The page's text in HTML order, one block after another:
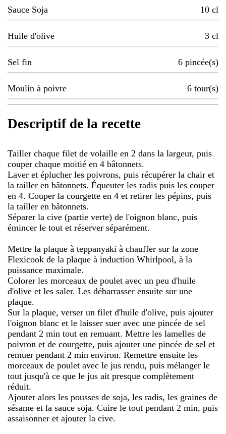
Sauce Soja 10 cl
Huile d'olive 3 cl
Sel fin 6 pincée(s)
Moulin à poivre 6 tour(s)
Descriptif de la recette
Tailler chaque filet de volaille en 2 dans la largeur, puis
couper chaque moitié en 4 bâtonnets.
Laver et éplucher les poivrons, puis récupérer la chair et
la tailler en bâtonnets. Équeuter les radis puis les couper
en 4. Couper la courgette en 4 et retirer les pépins, puis
la tailler en bâtonnets.
Séparer la cive (partie verte) de l'oignon blanc, puis
émincer le tout et réserver séparément.
Mettre la plaque à teppanyaki à chauffer sur la zone
Flexicook de la plaque à induction Whirlpool, à la
puissance maximale.
Colorer les morceaux de poulet avec un peu d'huile
d'olive et les saler. Les débarrasser ensuite sur une
plaque.
Sur la plaque, verser un filet d'huile d'olive, puis ajouter
l'oignon blanc et le laisser suer avec une pincée de sel
pendant 2 min tout en remuant. Mettre les lamelles de
poivron et de courgette, puis ajouter une pincée de sel et
remuer pendant 2 min environ. Remettre ensuite les
morceaux de poulet avec le jus rendu, puis mélanger le
tout jusqu'à ce que le jus ait presque complètement
réduit.
Ajouter alors les pousses de soja, les radis, les graines de
sésame et la sauce soja. Cuire le tout pendant 2 min, puis
assaisonner et ajouter la cive.